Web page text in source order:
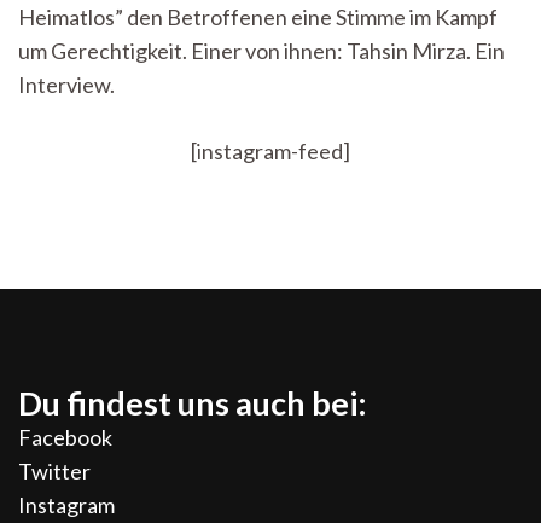
Mirza
Comedy,
Heimatlos” den Betroffenen eine Stimme im Kampf
um Gerechtigkeit. Einer von ihnen: Tahsin Mirza. Ein
Interview.
[instagram-feed]
Du findest uns auch bei:
Facebook
Twitter
Instagram